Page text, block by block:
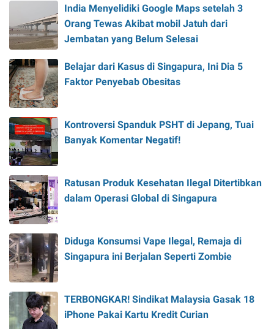
India Menyelidiki Google Maps setelah 3
Orang Tewas Akibat mobil Jatuh dari
Jembatan yang Belum Selesai
Belajar dari Kasus di Singapura, Ini Dia 5
Faktor Penyebab Obesitas
Kontroversi Spanduk PSHT di Jepang, Tuai
Banyak Komentar Negatif!
Ratusan Produk Kesehatan Ilegal Ditertibkan
dalam Operasi Global di Singapura
Diduga Konsumsi Vape Ilegal, Remaja di
Singapura ini Berjalan Seperti Zombie
TERBONGKAR! Sindikat Malaysia Gasak 18
iPhone Pakai Kartu Kredit Curian